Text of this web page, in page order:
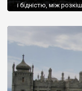
і бідністю, між